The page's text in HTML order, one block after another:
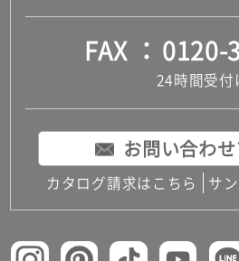
FAX 0120-
24時間受付
お問い合わ
カタログ請求はこちら サ